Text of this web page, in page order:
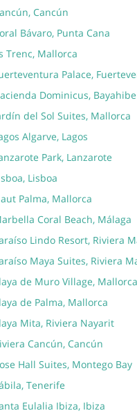
Cancún
Bávaro, Punta Cana
Trenc, Mallorca
Palace,
Dominicus, Bayahibe
del Sol Suites, Mallorca
Algarve, Lagos
Park, Lanzarote
Lisboa
Palma, Mallorca
Coral Beach, Málaga
Lindo Resort, Riviera
Maya Suites, Riviera
de Muro Village, Mallorca
de Palma, Mallorca
Mita, Riviera Nayarit
Cancún, Cancún
Hall Suites, Montego Bay
Tenerife
Eulalia Ibiza, Ibiza